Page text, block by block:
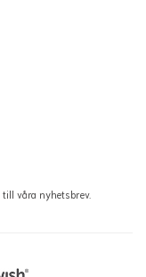
våra nyhetsbrev.